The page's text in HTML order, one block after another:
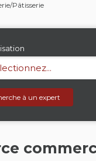
Pâtisserie
à un expert